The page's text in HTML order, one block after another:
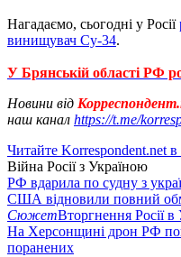
Нагадаємо, сьогодні у Росії
винищувач Су-34.
У Брянській області РФ
Новини від
наш канал https://t.me/
Читайте Korrespondent.net
Війна Росії з Україною
РФ вдарила по судну з
США відновили повний
СюжетВторгнення Росії
На Херсонщині дрон РФ
поранених